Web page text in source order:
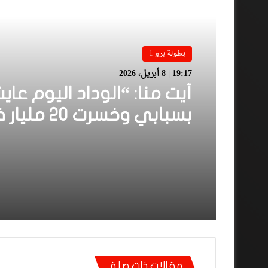
بطولة برو 1
19:17 | 8 أبريل، 2026
أيت منا: “الوداد اليوم
بسبابي